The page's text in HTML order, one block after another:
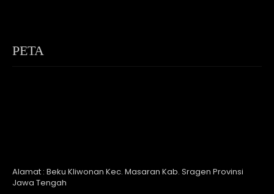
PETA
Alamat : Beku Kliwonan Kec. Masaran Kab. Sragen Provinsi
Jawa Tengah